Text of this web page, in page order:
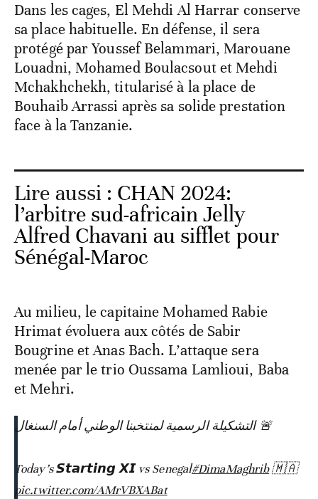
Dans les cages, El Mehdi Al Harrar conserve
sa place habituelle. En défense, il sera
protégé par Youssef Belammari, Marouane
Louadni, Mohamed Boulacsout et Mehdi
Mchakhchekh, titularisé à la place de
Bouhaib Arrassi après sa solide prestation
face à la Tanzanie.
Lire aussi : CHAN 2024:
l’arbitre sud-africain Jelly
Alfred Chavani au sifflet pour
Sénégal-Maroc
Au milieu, le capitaine Mohamed Rabie
Hrimat évoluera aux côtés de Sabir
Bougrine et Anas Bach. L’attaque sera
menée par le trio Oussama Lamlioui, Baba
et Mehri.
🚨 التشكيلة الرسمية لمنتخبنا الوطني أمام السنغال
Today’s 𝙎𝙩𝙖𝙧𝙩𝙞𝙣𝙜 𝙓𝙄 vs Senegal#DimaMaghrib🇲🇦
pic.twitter.com/AMrVBXABat